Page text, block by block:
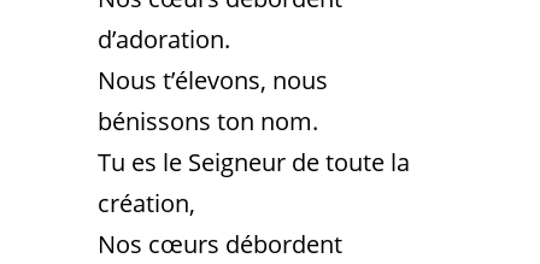
d’adoration.
Nous t’élevons, nous
bénissons ton nom.
Tu es le Seigneur de toute la
création,
Nos cœurs débordent